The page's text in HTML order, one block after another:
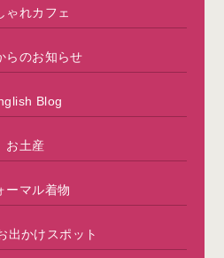
ゃれカフェ
らのお知らせ
Blog
お土産
ーマル着物
出かけスポット